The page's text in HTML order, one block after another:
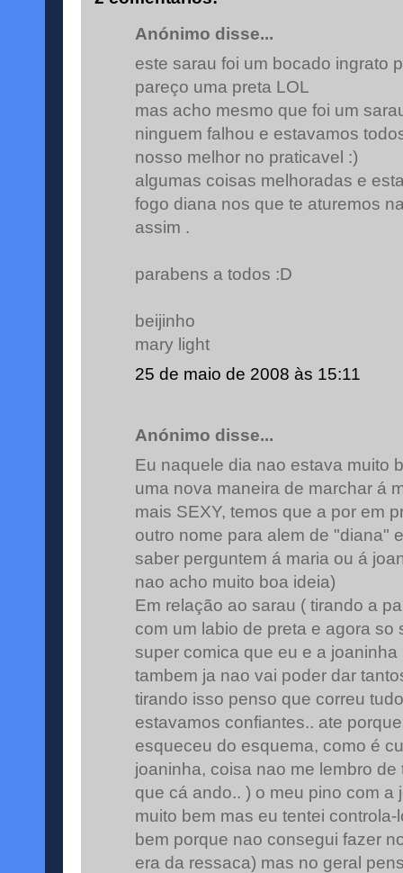
Anónimo disse...
este sarau foi um bocado ingrato
pareço uma preta LOL
mas acho mesmo que foi um
ninguem falhou e estavamos
nosso melhor no praticavel :)
algumas coisas melhoradas e
fogo diana nos que te aturemos
assim .
parabens a todos :D
beijinho
mary light
25 de maio de 2008 às 15:11
Anónimo disse...
Eu naquele dia nao estava muito
uma nova maneira de marchar á
mais SEXY, temos que a por em
outro nome para alem de "diana"
saber perguntem á maria ou á
nao acho muito boa ideia)
Em relação ao sarau ( tirando a
com um labio de preta e agora so
super comica que eu e a
tambem ja nao vai poder dar
tirando isso penso que correu
estavamos confiantes.. ate
esqueceu do esquema, como é
joaninha, coisa nao me lembro
que cá ando.. ) o meu pino com a
muito bem mas eu tentei
bem porque nao consegui fazer
era da ressaca) mas no geral